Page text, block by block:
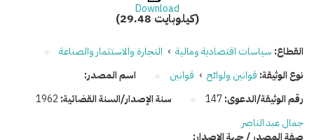
Download
(29.48 كيلوبايت)
القطاع: سياسات اقتصادية ومالية › التجارة والاستثمار والصناعة
نوع الوثيقة: قوانين ولوائح › قوانين
رقم الوثيقة/الدعوى:147 سنة الإصدار/السنة القضائية: 1962
اسم المصدر:
جمال عبد الناصر
صفة المصدر / جهة الإصدار: